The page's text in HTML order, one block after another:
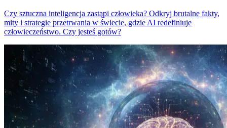
Czy sztuczna inteligencja zastąpi człowieka? Odkryj brutalne fakty,
mity i strategie przetrwania w świecie, gdzie AI redefiniuje
człowieczeństwo. Czy jesteś gotów?